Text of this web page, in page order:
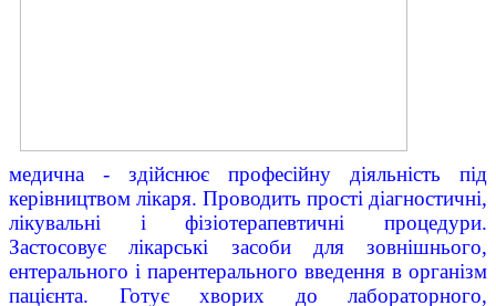
медична - здійснює професійну діяльність під
керівництвом лікаря. Проводить прості діагностичні,
лікувальні і фізіотерапевтичні процедури.
Застосовує лікарські засоби для зовнішнього,
ентерального і парентерального введення в організм
пацієнта. Готує хворих до лабораторного,